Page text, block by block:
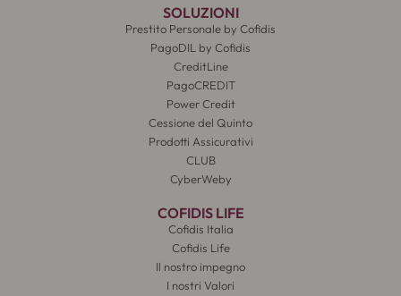
SOLUZIONI
Prestito Personale by Cofidis
PagoDIL by Cofidis
CreditLine
PagoCREDIT
Power Credit
Cessione del Quinto
Prodotti Assicurativi
CLUB
CyberWeby
COFIDIS LIFE
Cofidis Italia
Cofidis Life
Il nostro impegno
I nostri Valori